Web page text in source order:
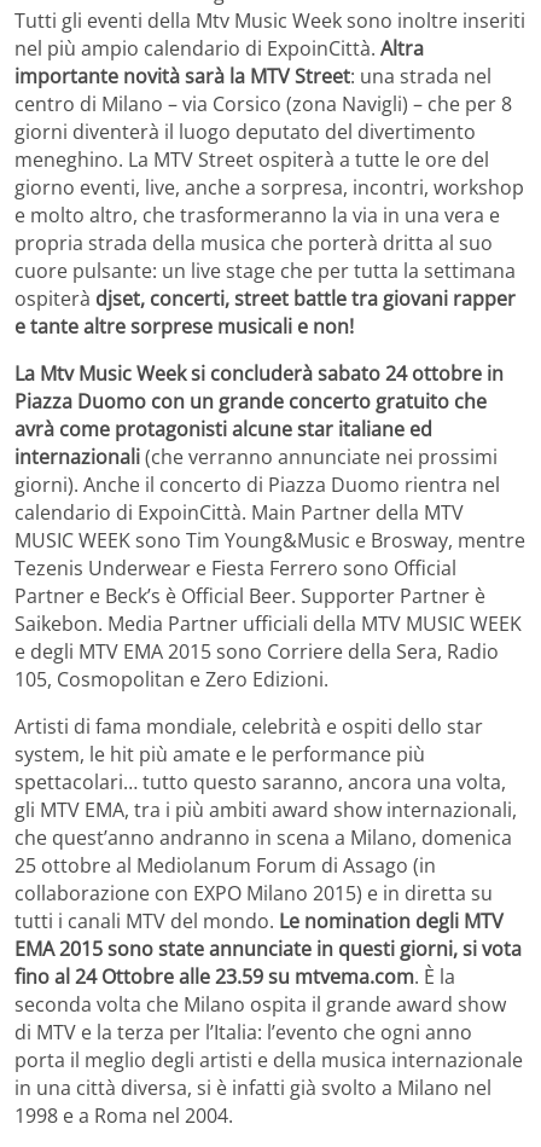
Tutti gli eventi della Mtv Music Week sono inoltre inseriti
nel più ampio calendario di ExpoinCittà. Altra
importante novità sarà la MTV Street: una strada nel
centro di Milano – via Corsico (zona Navigli) – che per 8
giorni diventerà il luogo deputato del divertimento
meneghino. La MTV Street ospiterà a tutte le ore del
giorno eventi, live, anche a sorpresa, incontri, workshop
e molto altro, che trasformeranno la via in una vera e
propria strada della musica che porterà dritta al suo
cuore pulsante: un live stage che per tutta la settimana
ospiterà djset, concerti, street battle tra giovani rapper
e tante altre sorprese musicali e non!
La Mtv Music Week si concluderà sabato 24 ottobre in
Piazza Duomo con un grande concerto gratuito che
avrà come protagonisti alcune star italiane ed
internazionali(che verranno annunciate nei prossimi
giorni). Anche il concerto di Piazza Duomo rientra nel
calendario di ExpoinCittà. Main Partner della MTV
MUSIC WEEK sono Tim Young&Music e Brosway, mentre
Tezenis Underwear e Fiesta Ferrero sono Official
Partner e Beck’s è Official Beer. Supporter Partner è
Saikebon. Media Partner ufficiali della MTV MUSIC WEEK
e degli MTV EMA 2015 sono Corriere della Sera, Radio
105, Cosmopolitan e Zero Edizioni.
Artisti di fama mondiale, celebrità e ospiti dello star
system, le hit più amate e le performance più
spettacolari… tutto questo saranno, ancora una volta,
gli MTV EMA, tra i più ambiti award show internazionali,
che quest’anno andranno in scena a Milano, domenica
25 ottobre al Mediolanum Forum di Assago (in
collaborazione con EXPO Milano 2015) e in diretta su
tutti i canali MTV del mondo. Le nomination degli MTV
EMA 2015 sono state annunciate in questi giorni, si vota
fino al 24 Ottobre alle 23.59 su mtvema.com. È la
seconda volta che Milano ospita il grande award show
di MTV e la terza per l’Italia: l’evento che ogni anno
porta il meglio degli artisti e della musica internazionale
in una città diversa, si è infatti già svolto a Milano nel
1998 e a Roma nel 2004.